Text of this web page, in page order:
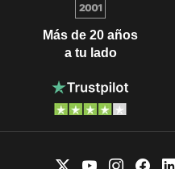
Más de 20 años
a tu lado